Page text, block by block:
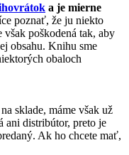
a je mierne
poznať, že ju niekto
poškodená tak, aby
obsahu. Knihu sme
obaloch
sklade, máme však už
ani distribútor, preto je
Ak ho chcete mať,